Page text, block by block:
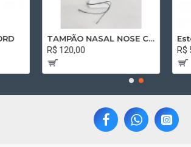
TAMPÃO NASAL NOSE CAP VOLMED 8,0 x 1,5 x 2,0 RETO SEM CÂNULA COM FIO
R$ 120,00
R$ 536,85